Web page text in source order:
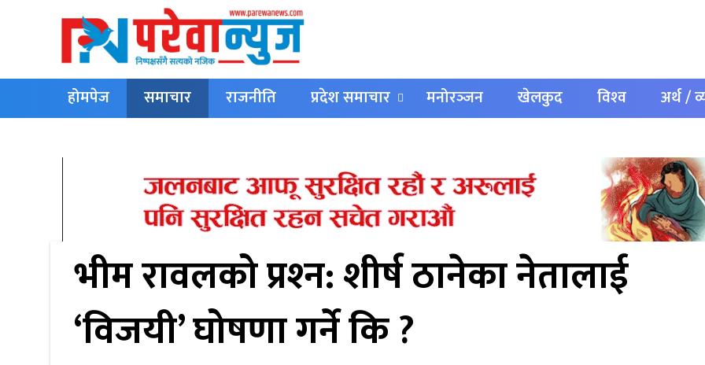
होमपेज समाचार राजनीति प्रदेश समाचार मनोरञ्‍जन खेलकुद विश्‍व
अर्थ /
भीम रावलको प्रश्‍न: शीर्ष ठानेका नेतालाई
‘विजयी’ घोषणा गर्ने कि ?